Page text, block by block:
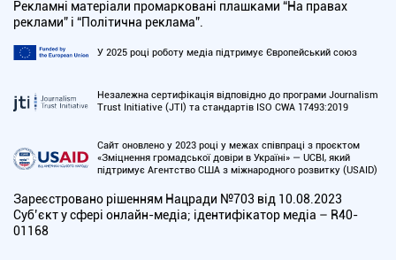
Рекламні матеріали промарковані плашками “На правах
реклами” і “Політична реклама”.
У 2025 році роботу медіа підтримує Європейський союз
Незалежна сертифікація відповідно до програми Journalism
Trust Initiative (JTI) та стандартів ISO CWA 17493:2019
Сайт оновлено у 2023 році у межах співпраці з проєктом
«Зміцнення громадської довіри в Україні» — UCBI, який
підтримує Агентство США з міжнародного розвитку (USAID)
Зареєстровано рішенням Нацради №703 від 10.08.2023
Cуб’єкт у сфері онлайн-медіа; ідентифікатор медіа – R40-
01168